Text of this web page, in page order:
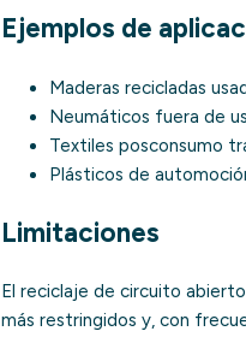
Ejemplos de
Maderas recicladas
Neumáticos fuera de
Textiles posconsumo
Plásticos de
Limitaciones
El reciclaje de circuito
más restringidos y, con